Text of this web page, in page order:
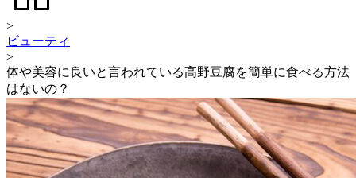
>
ビューティ
>
体や美容に良いと言われている高野豆腐を簡単に食べる方法
はないの？